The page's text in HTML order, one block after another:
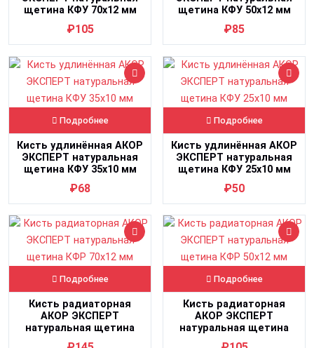
щетина КФУ 70х12 мм
₽105
щетина КФУ 50х12 мм
₽85
Подробнее
Кисть удлинённая АКОР
ЭКСПЕРТ натуральная
щетина КФУ 35х10 мм
₽68
Подробнее
Кисть удлинённая АКОР
ЭКСПЕРТ натуральная
щетина КФУ 25х10 мм
₽50
Подробнее
Кисть радиаторная
АКОР ЭКСПЕРТ
натуральная щетина
КФР 70х12 мм
Подробнее
Кисть радиаторная
АКОР ЭКСПЕРТ
натуральная щетина
КФР 50х12 мм